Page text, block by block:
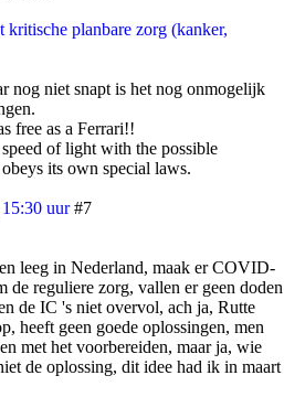
kritische planbare zorg (kanker,
nog niet snapt is het nog onmogelijk
free as a Ferrari!!
of light with the possible
its own special laws.
uur #7
leeg in Nederland, maak er COVID-
de reguliere zorg, vallen er geen doden
de IC 's niet overvol, ach ja, Rutte
heeft geen goede oplossingen, men
met het voorbereiden, maar ja, wie
de oplossing, dit idee had ik in maart